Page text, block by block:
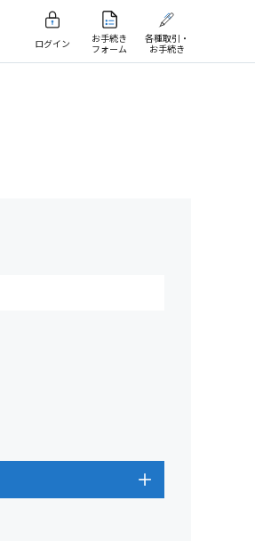
ログイン
お手続き
フォーム
各種取引・
お手続き